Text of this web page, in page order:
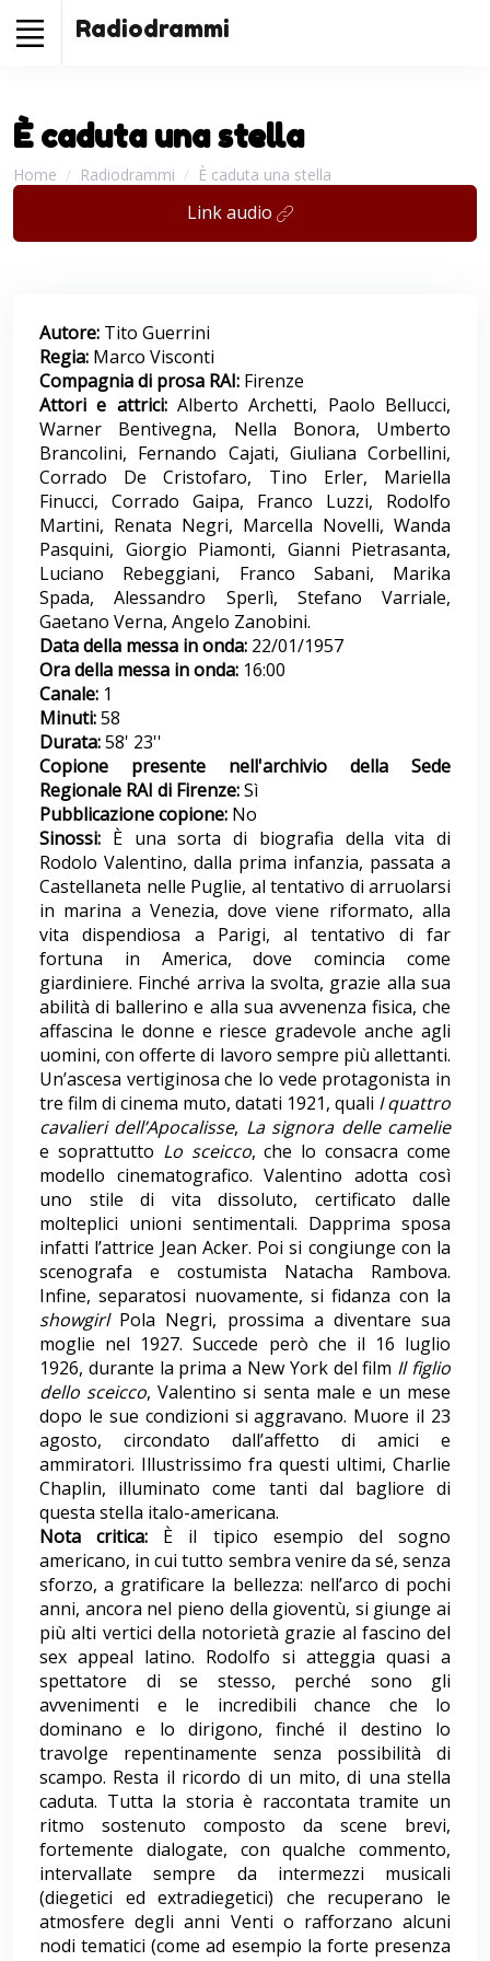
Radiodrammi
È caduta una stella
Home Radiodrammi È caduta una stella
Link audio
Autore: Tito Guerrini
Regia: Marco Visconti
Compagnia di prosa RAI: Firenze
Attori e attrici:Alberto Archetti, Paolo Bellucci,
Warner Bentivegna, Nella Bonora, Umberto
Brancolini, Fernando Cajati, Giuliana Corbellini,
Corrado De Cristofaro, Tino Erler, Mariella
Finucci, Corrado Gaipa, Franco Luzzi, Rodolfo
Martini, Renata Negri, Marcella Novelli, Wanda
Pasquini, Giorgio Piamonti, Gianni Pietrasanta,
Luciano Rebeggiani, Franco Sabani, Marika
Spada, Alessandro Sperlì, Stefano Varriale,
Gaetano Verna, Angelo Zanobini.
Data della messa in onda: 22/01/1957
Ora della messa in onda: 16:00
Canale: 1
Minuti:58
Durata:58' 23''
Copione presente nell'archivio della Sede
Regionale RAI di Firenze:Sì
Pubblicazione copione: No
Sinossi: È una sorta di biografia della vita di
Rodolo Valentino, dalla prima infanzia, passata a
Castellaneta nelle Puglie, al tentativo di arruolarsi
in marina a Venezia, dove viene riformato, alla
vita dispendiosa a Parigi, al tentativo di far
fortuna in America, dove comincia come
giardiniere. Finché arriva la svolta, grazie alla sua
abilità di ballerino e alla sua avvenenza fisica, che
affascina le donne e riesce gradevole anche agli
uomini, con offerte di lavoro sempre più allettanti.
Un’ascesa vertiginosa che lo vede protagonista in
tre film di cinema muto, datati 1921, quali I quattro
cavalieri dell’Apocalisse, La signora delle camelie
e soprattutto Lo sceicco, che lo consacra come
modello cinematografico. Valentino adotta così
uno stile di vita dissoluto, certificato dalle
molteplici unioni sentimentali. Dapprima sposa
infatti l’attrice Jean Acker. Poi si congiunge con la
scenografa e costumista Natacha Rambova.
Infine, separatosi nuovamente, si fidanza con la
showgirlPola Negri, prossima a diventare sua
moglie nel 1927. Succede però che il 16 luglio
1926, durante la prima a New York del film Il figlio
dello sceicco, Valentino si senta male e un mese
dopo le sue condizioni si aggravano. Muore il 23
agosto, circondato dall’affetto di amici e
ammiratori. Illustrissimo fra questi ultimi, Charlie
Chaplin, illuminato come tanti dal bagliore di
questa stella italo-americana.
Nota critica: È il tipico esempio del sogno
americano, in cui tutto sembra venire da sé, senza
sforzo, a gratificare la bellezza: nell’arco di pochi
anni, ancora nel pieno della gioventù, si giunge ai
più alti vertici della notorietà grazie al fascino del
sex appeal latino. Rodolfo si atteggia quasi a
spettatore di se stesso, perché sono gli
avvenimenti e le incredibili chance che lo
dominano e lo dirigono, finché il destino lo
travolge repentinamente senza possibilità di
scampo. Resta il ricordo di un mito, di una stella
caduta. Tutta la storia è raccontata tramite un
ritmo sostenuto composto da scene brevi,
fortemente dialogate, con qualche commento,
intervallate sempre da intermezzi musicali
(diegetici ed extradiegetici) che recuperano le
atmosfere degli anni Venti o rafforzano alcuni
nodi tematici (come ad esempio la forte presenza